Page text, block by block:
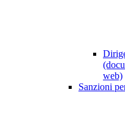
web)
Sanzioni